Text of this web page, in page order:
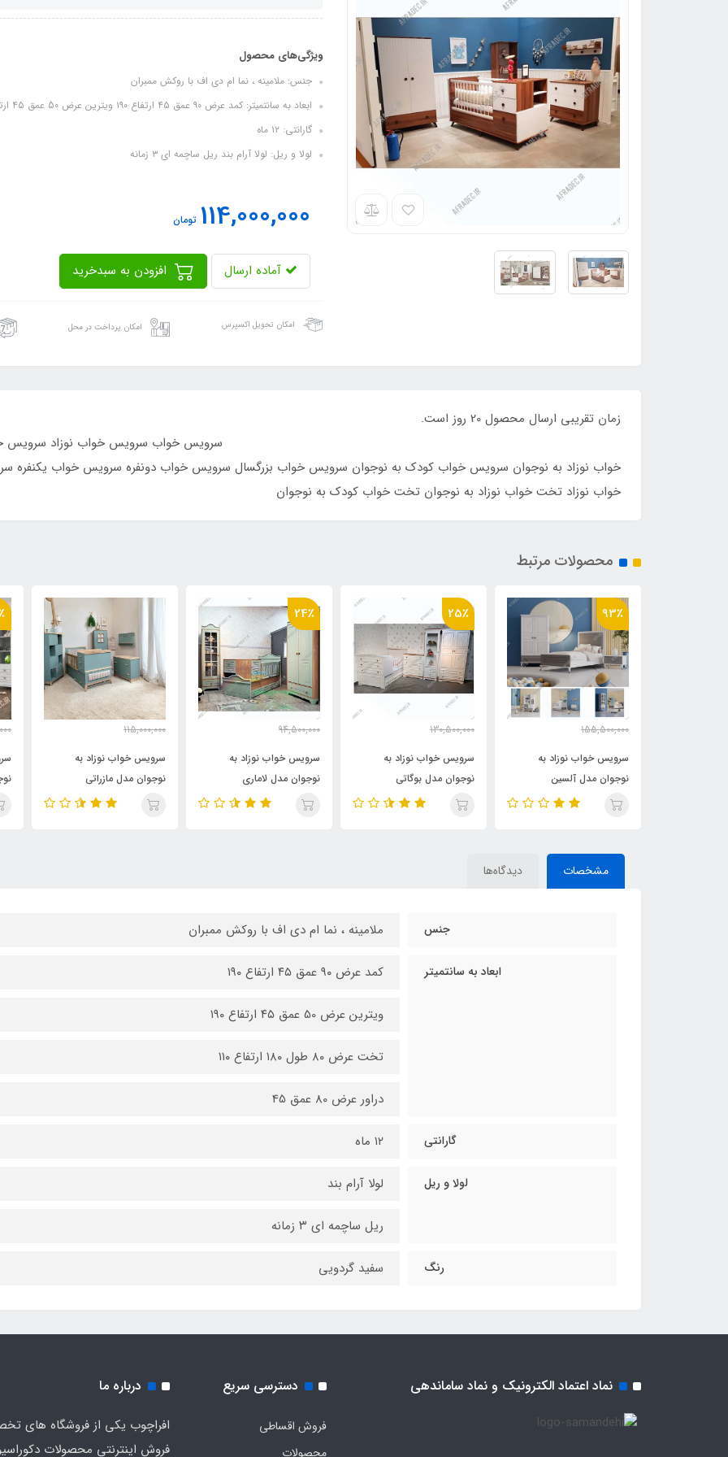
ویژگی‌های محصول
جنس: ملامینه ، نما ام دی اف با روکش ممبران
ابعاد به سانتمیتر: کمد عرض ۹۰ عمق ۴۵ ارتفاع ۱۹۰ ویترین عرض 50 عمق ۴۵ ارتفاع ۱۹۰ تخت عرض ۸۰ طول ۱۸۰ ارتفاع ۱۱۰ دراور عرض 80 عمق 45
گارانتی: ۱۲ ماه
لولا و ریل: لولا آرام بند ریل ساچمه ای ۳ زمانه
114,000,000 تومان
آماده ارسال
امکان تحویل اکسپرس امکان پرداخت در محل
زمان تقریبی ارسال
سرویس خواب سرویس خواب نوزاد سرویس خواب کودک سرویس
خواب نوزاد به نوجوان سرویس خواب کودک به نوجوان سرویس خواب بزرگسال سرویس خواب دونفره سرویس خواب
خواب نوزاد تخت خواب نوزاد به نوجوان تخت خواب کودک به نوجوان
محصولات مرتبط
25٪
130,500,000
98,500,000 تومان
سرویس خواب نوزاد به
نوجوان مدل بوگاتی
24٪
94,500,000
72,500,000 تومان
سرویس خواب نوزاد به
نوجوان مدل لاماری
115,000,000
115,000,000 تومان
سرویس خواب نوزاد به
نوجوان مدل مازراتی
166,500,000
130,500,000 تومان
سرویس خواب نوزاد به
نوجوان مدل بالسا
مشخصات دیدگاه‌ها
جنس ملامینه ، نما ام دی اف با روکش ممبران
ابعاد به سانتمیتر کمد عرض ۹۰ عمق ۴۵ ارتفاع ۱۹۰
ویترین عرض 50 عمق ۴۵ ارتفاع ۱۹۰
تخت عرض ۸۰ طول ۱۸۰ ارتفاع ۱۱۰
دراور عرض 80 عمق 45
گارانتی ۱۲ ماه
لولا و ریل لولا آرام بند
ریل ساچمه ای ۳ زمانه
رنگ سفید گردویی
نماد اعتماد الکترونیک و نماد ساماندهی دسترسی سریع
فروش اقساطی
محصولات
درباره ما
افراچوب یکی از فروشگاه های
فروش اینترنتی محصولات